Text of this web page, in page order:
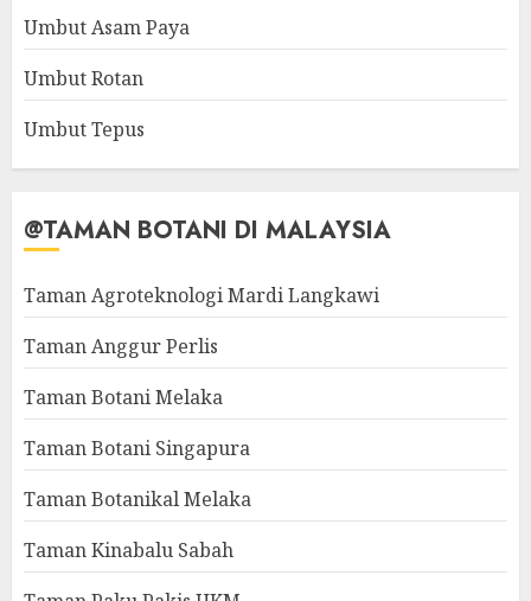
Umbut Asam Paya
Umbut Rotan
Umbut Tepus
@TAMAN BOTANI DI MALAYSIA
Taman Agroteknologi Mardi Langkawi
Taman Anggur Perlis
Taman Botani Melaka
Taman Botani Singapura
Taman Botanikal Melaka
Taman Kinabalu Sabah